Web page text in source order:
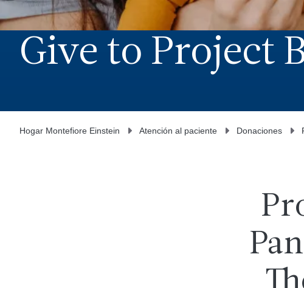
Give to Project
Hogar Montefiore Einstein Atención al paciente Donaciones